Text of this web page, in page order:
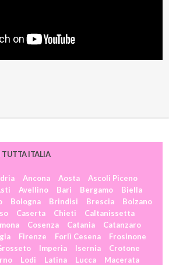
TUTTA ITALIA
Ancona Aosta
Ascoli Piceno
Avellino Bari Bergamo
Biella
Bologna Brindisi Brescia
Bolzano
Caserta Chieti
Caltanissetta
Cosenza Catania
Catanzaro
Firenze Forlì Cesena
Frosinone
Imperia Isernia
Crotone
Lodi Latina Lucca
Macerata